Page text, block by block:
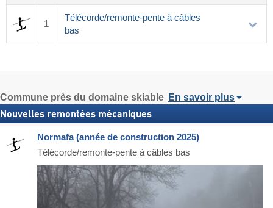
1
Télécorde/remonte-pente à câbles
bas
Commune près du domaine skiable En savoir plus
Nouvelles remontées mécaniques
Normafa (année de construction 2025)
Télécorde/remonte-pente à câbles bas